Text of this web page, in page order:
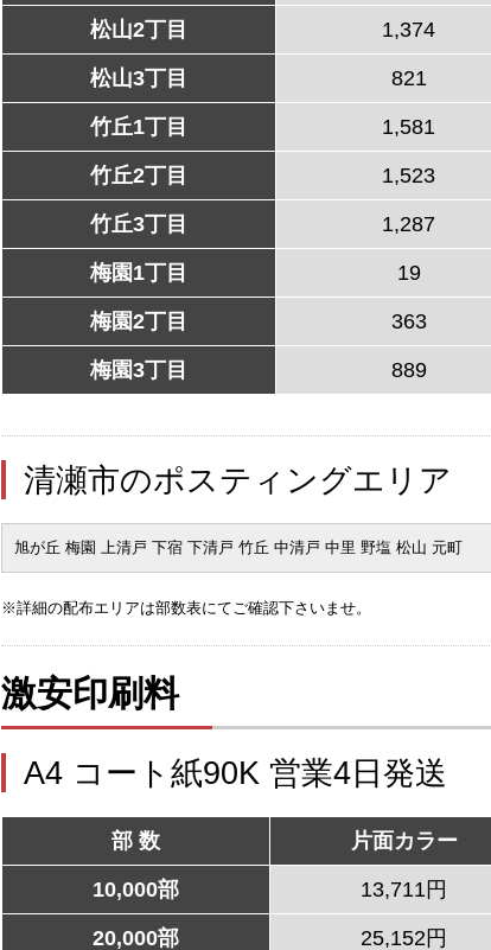
松山2丁目 1,374
松山3丁目 821
竹丘1丁目 1,581
竹丘2丁目 1,523
竹丘3丁目 1,287
梅園1丁目 19
梅園2丁目 363
梅園3丁目 889
清瀬市のポスティングエリア
旭が丘 梅園 上清戸 下宿 下清戸 竹丘 中清戸 中里 野塩 松山 元町
※詳細の配布エリアは部数表にてご確認下さいませ。
激安印刷料
A4 コート紙90K 営業4日発送
部 数 片面カラー
10,000部 13,711円
20,000部 25,152円